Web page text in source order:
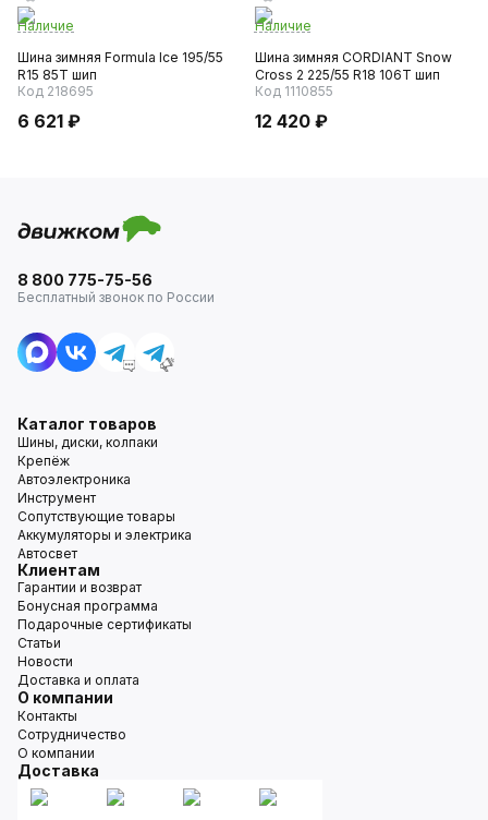
Наличие
Шина зимняя Formula Ice 195/55
R15 85T шип
Код 218695
6 621 ₽
Наличие
Шина зимняя CORDIANT Snow
Cross 2 225/55 R18 106T шип
Код 1110855
12 420 ₽
8 800 775-75-56
Бесплатный звонок по России
Каталог товаров
Шины, диски, колпаки
Крепёж
Автоэлектроника
Инструмент
Сопутствующие товары
Аккумуляторы и электрика
Автосвет
Клиентам
Гарантии и возврат
Бонусная программа
Подарочные сертификаты
Статьи
Новости
Доставка и оплата
О компании
Контакты
Сотрудничество
О компании
Доставка